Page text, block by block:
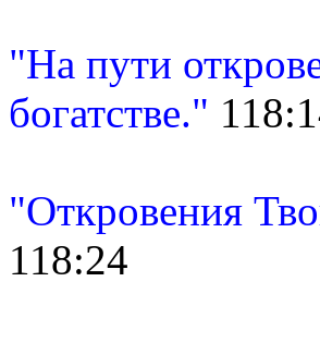
"На пути
богатстве."
"Откровения
118:24